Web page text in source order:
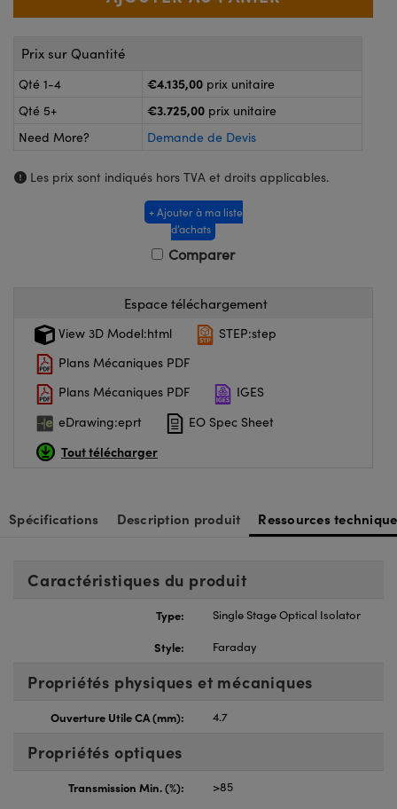
ou Coupleurs
de Poche ou à Mesure Directe
: Caméras
Optiques Lightpath
Labs™
Prix sur Quantité
Qté 1-4 €4.135,00 prix unitaire
Qté 5+
€3.725,00 prix unitaire
Need More?
Demande de Devis
Les prix sont indiqués hors TVA et droits applicables.
+ Ajouter à ma liste
d’achats
Comparer
Espace téléchargement
View 3D Model:html
STEP:step
Plans Mécaniques PDF
Plans Mécaniques PDF
IGES
eDrawing:eprt
EO Spec Sheet
Tout télécharger
Spécifications Description produit Ressources
Caractéristiques du produit
Type:
Single Stage Optical Isolator
Style:
Faraday
Propriétés physiques et mécaniques
Ouverture Utile CA (mm): 4.7
Propriétés optiques
Transmission Min. (%):
>85